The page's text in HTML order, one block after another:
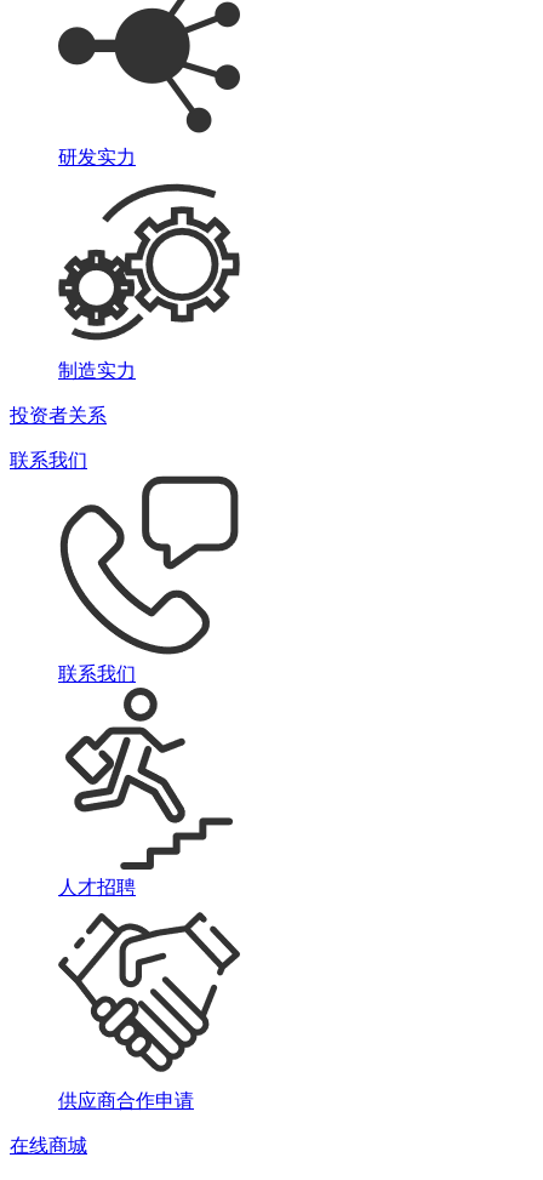
研发实力
制造实力
投资者关系
联系我们
联系我们
人才招聘
供应商合作申请
在线商城